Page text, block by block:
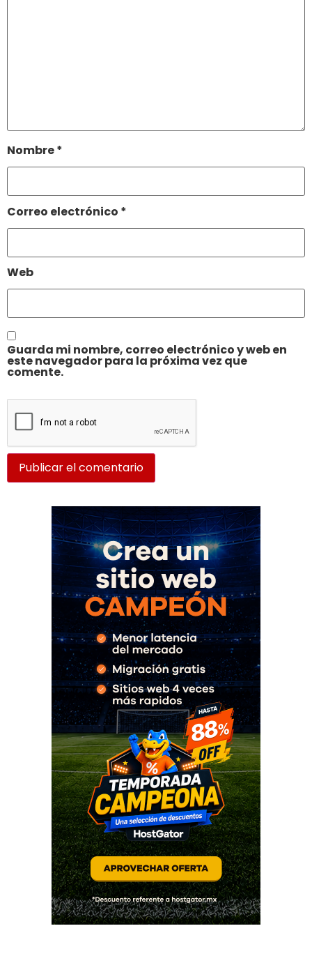
Nombre*
Correo electrónico *
Web
Guarda mi nombre, correo electrónico y web en
este navegador para la próxima vez que
comente.